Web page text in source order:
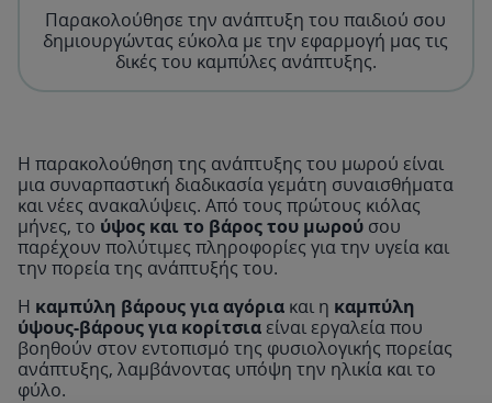
Παρακολούθησε την ανάπτυξη του παιδιού σου
δημιουργώντας εύκολα με την εφαρμογή μας τις
δικές του καμπύλες ανάπτυξης.
Η παρακολούθηση της ανάπτυξης του μωρού είναι
μια συναρπαστική διαδικασία γεμάτη συναισθήματα
και νέες ανακαλύψεις. Από τους πρώτους κιόλας
μήνες, το ύψος και το βάρος του μωρού σου
παρέχουν πολύτιμες πληροφορίες για την υγεία και
την πορεία της ανάπτυξής του.
Η καμπύλη βάρους για αγόρια και η καμπύλη
ύψους-βάρους για κορίτσιαείναι εργαλεία που
βοηθούν στον εντοπισμό της φυσιολογικής πορείας
ανάπτυξης, λαμβάνοντας υπόψη την ηλικία και το
φύλο.